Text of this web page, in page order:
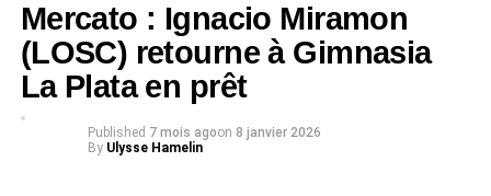
Mercato : Ignacio Miramon
(LOSC) retourne à Gimnasia
La Plata en prêt
Published 7 mois agoon 8 janvier 2026
By Ulysse Hamelin